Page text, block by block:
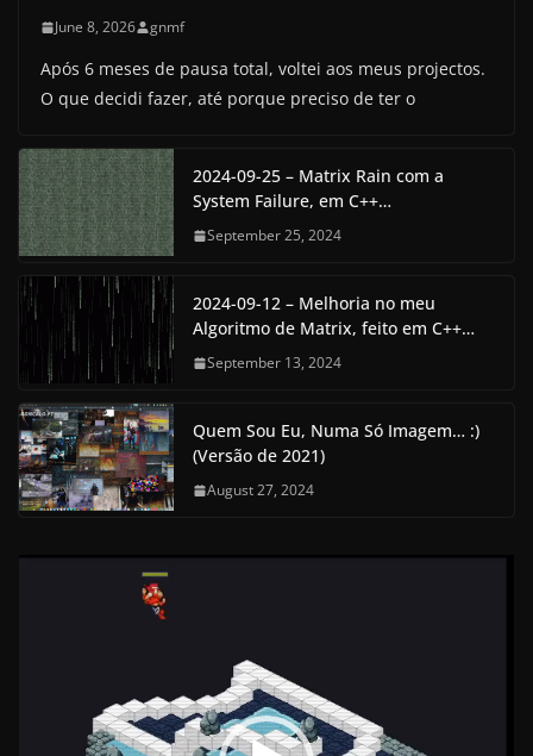
June 8, 2026 gnmf
Após 6 meses de pausa total, voltei aos meus projectos.
O que decidi fazer, até porque preciso de ter o
2024-09-25 – Matrix Rain com a
System Failure, em C++…
September 25, 2024
2024-09-12 – Melhoria no meu
Algoritmo de Matrix, feito em C++…
September 13, 2024
Quem Sou Eu, Numa Só Imagem… :)
(Versão de 2021)
August 27, 2024